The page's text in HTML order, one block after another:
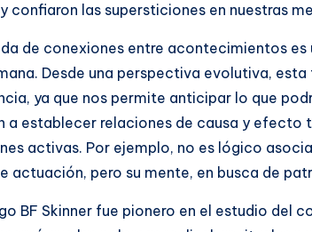
confiaron las supersticiones en nuestras
de conexiones entre acontecimientos
Desde una perspectiva evolutiva,
ya que nos permite anticipar lo que
a establecer relaciones de causa y efecto
activas. Por ejemplo, no es lógico
actuación, pero su mente, en busca de
BF Skinner fue pionero en el estudio del